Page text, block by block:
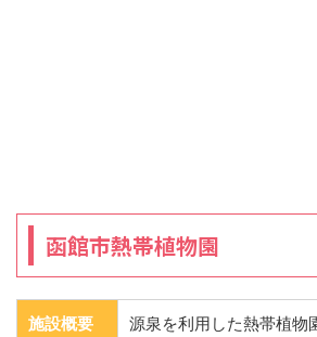
函館市熱帯植物園
施設概要
源泉を利用した熱帯植物